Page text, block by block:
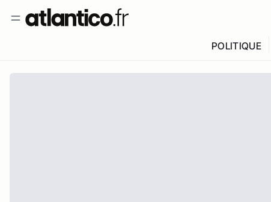
POLITIQUE